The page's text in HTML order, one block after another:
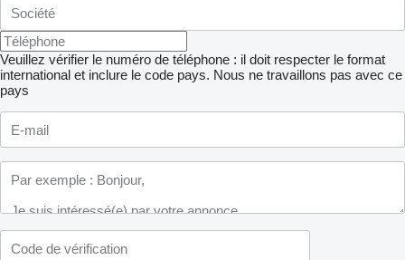
Veuillez vérifier le numéro de téléphone : il doit respecter le format
international et inclure le code pays. Nous ne travaillons pas avec ce
pays